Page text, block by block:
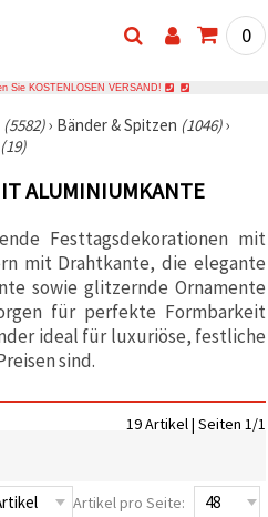
0
Sie KOSTENLOSEN VERSAND!
(5582)› Bänder & Spitzen (1046)›
(19)
ALUMINIUMKANTE
Festtagsdekorationen mit
mit Drahtkante, die elegante
sowie glitzernde Ornamente
für perfekte Formbarkeit
ideal für luxuriöse, festliche
sind.
19 Artikel | Seiten 1/1
Artikel pro Seite: